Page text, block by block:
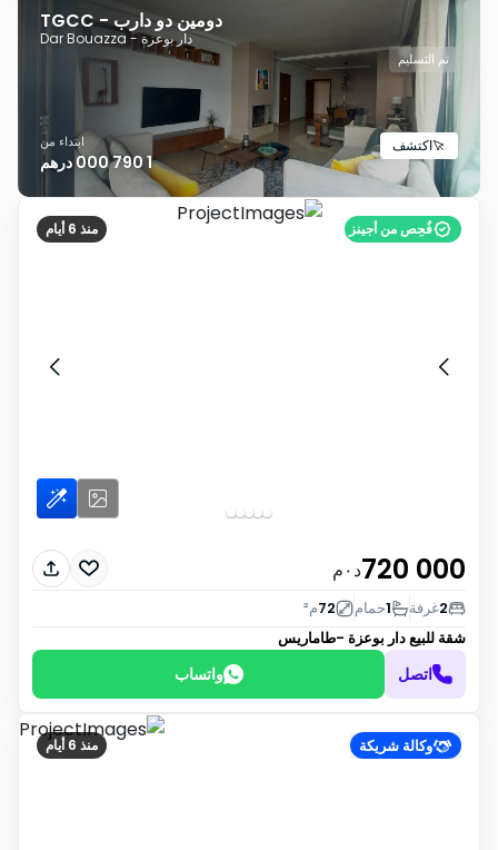
دومين دو دارب - TGCC
دار بوعزة - Dar Bouazza
تم التسليم
اكتشف ابتداء من
1 790 000 درهم
منذ 6 أيام فُحِص من أجينز
720 000د٠م
2غرفة 1حمام 72م²
شقة للبيعدار بوعزة -طاماريس
اتصل واتساب
منذ 6 أيام وكالة شريكة